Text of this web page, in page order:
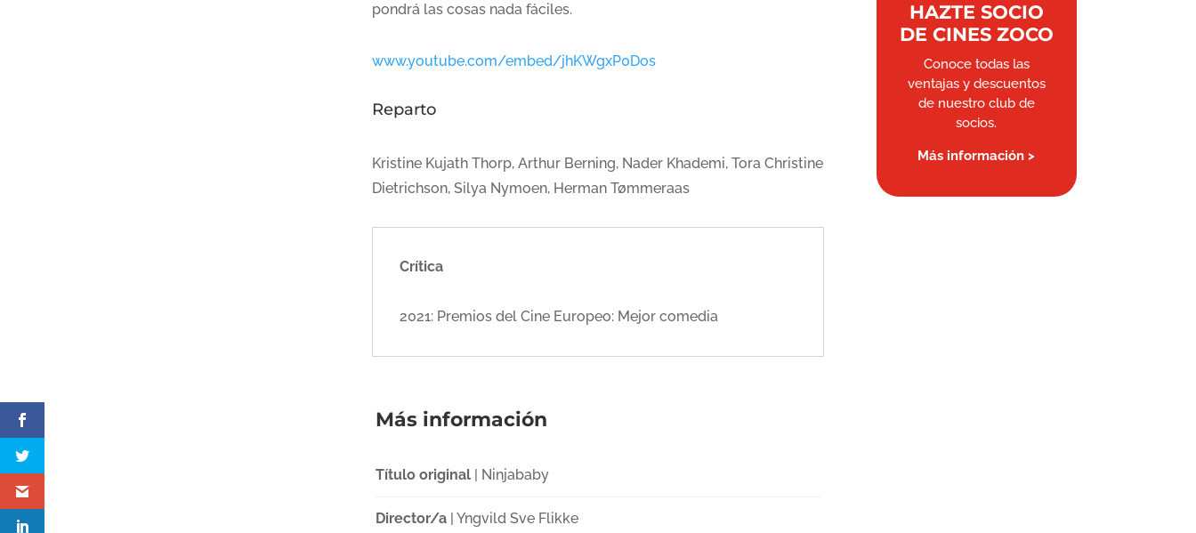
pondrá las cosas nada fáciles.
www.youtube.com/embed/jhKWgxP0Dos
Reparto
Kristine Kujath Thorp, Arthur Berning, Nader Khademi, Tora Christine
Dietrichson, Silya Nymoen, Herman Tømmeraas
Crítica
2021: Premios del Cine Europeo: Mejor comedia
Más información
Título original| Ninjababy
Director/a| Yngvild Sve Flikke
HAZTE SOCIO
DE CINES ZOCO
Conoce todas las
ventajas y descuentos
de nuestro club de
socios.
Más información >